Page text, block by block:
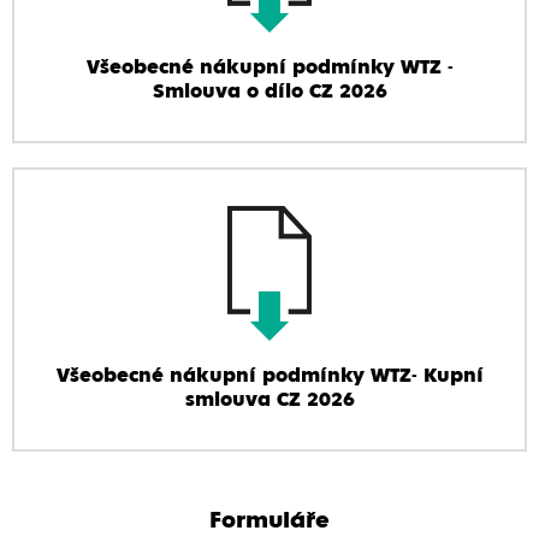
Všeobecné nákupní podmínky WTZ -
Smlouva o dílo CZ 2026
Všeobecné nákupní podmínky WTZ- Kupní
smlouva CZ 2026
Formuláře